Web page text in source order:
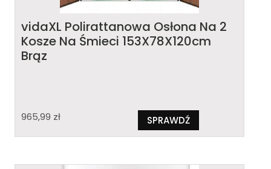
vidaXL Polirattanowa Osłona Na 2
Kosze Na Śmieci 153X78X120cm
Brąz
965,99 zł SPRAWDŹ